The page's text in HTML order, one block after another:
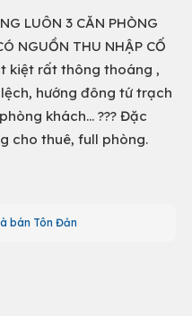
LUÔN 3 CĂN PHÒNG
NGUỒN THU NHẬP CỐ
kiệt rất thông thoáng ,
lệch, hướng đông tứ trạch
khách… ??? Đặc
cho thuê, full phòng.
bán Tôn Đản